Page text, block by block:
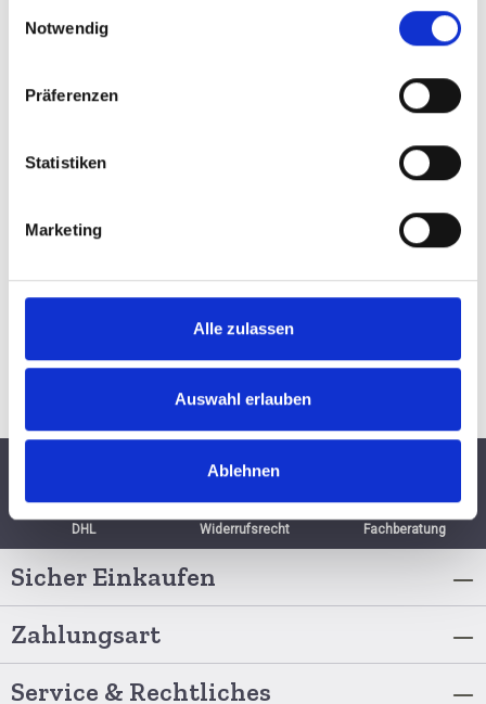
Notwendig
Präferenzen
Statistiken
Marketing
Alle zulassen
Auswahl erlauben
Ablehnen
(11,93 € / 1 Liter)
8,95 €
DHL
Widerrufsrecht
Fachberatung
Sicher Einkaufen
Zahlungsart
Service & Rechtliches